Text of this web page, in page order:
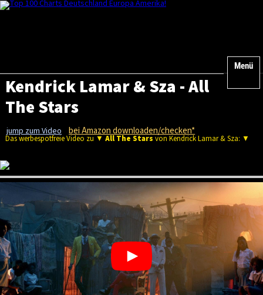
Menü
Kendrick Lamar & Sza - All
The Stars
jump zum Video bei Amazon downloaden/checken*
Das werbespotfreie Video zu ▼ All The Stars von Kendrick Lamar & Sza: ▼